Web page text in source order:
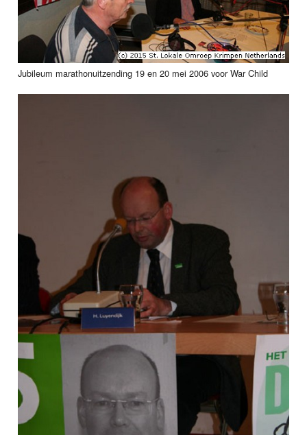
Jubileum marathonuitzending 19 en 20 mei 2006 voor War Child